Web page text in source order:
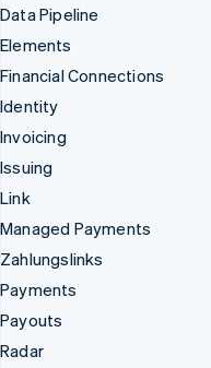
Data Pipeline
Elements
Financial Connections
Identity
Invoicing
Issuing
Link
Managed Payments
Zahlungslinks
Payments
Payouts
Radar